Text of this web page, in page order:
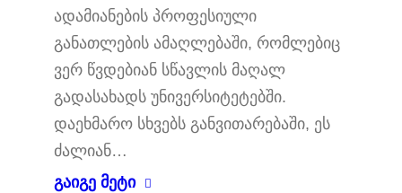
ადამიანების პროფესიული
განათლების ამაღლებაში, რომლებიც
ვერ წვდებიან სწავლის მაღალ
გადასახადს უნივერსიტეტებში.
დაეხმარო სხვებს განვითარებაში, ეს
ძალიან…
გაიგე მეტი